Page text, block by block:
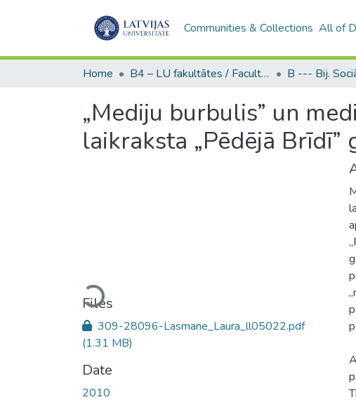
Communities & Collections All of
Home B4 – LU fakultātes / Faculties of the UL
„Mediju burbulis” un
laikraksta „Pēdējā
Loading...
Files
309-28096-Lasmane_Laura_ll05022.pdf
(1.31 MB)
Date
2010